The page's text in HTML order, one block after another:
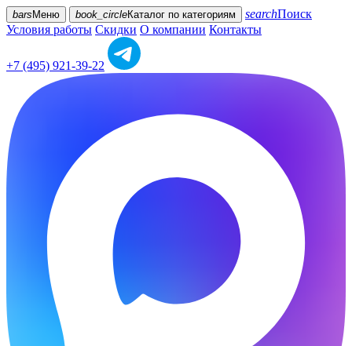
bars Меню book_circleКаталог по категориям searchПоиск
Условия работы Скидки О компании Контакты
+7 (495) 921-39-22